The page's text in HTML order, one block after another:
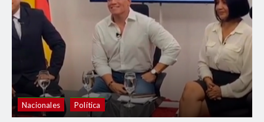
Nacionales Política